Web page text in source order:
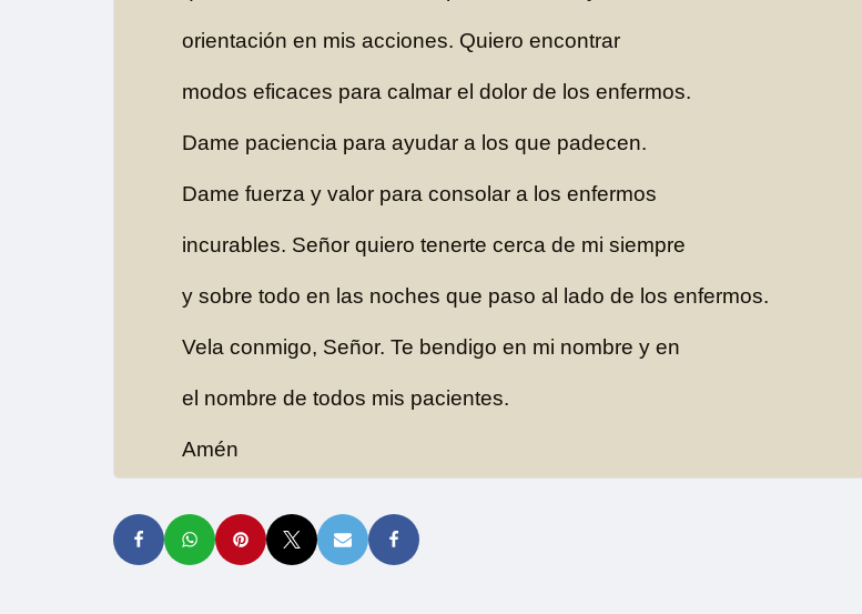
orientación en mis acciones. Quiero encontrar
modos eficaces para calmar el dolor de los enfermos.
Dame paciencia para ayudar a los que padecen.
Dame fuerza y valor para consolar a los enfermos
incurables. Señor quiero tenerte cerca de mi siempre
y sobre todo en las noches que paso al lado de los enfermos.
Vela conmigo, Señor. Te bendigo en mi nombre y en
el nombre de todos mis pacientes.
Amén